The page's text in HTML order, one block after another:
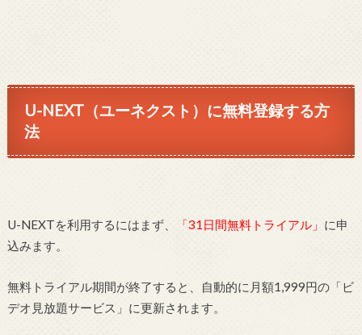
U-NEXT（ユーネクスト）に無料登録する方
法
U-NEXTを利用するにはまず、 「31日間無料トライアル」 に申
込みます。
無料トライアル期間が終了すると、自動的に月額1,999円の「ビ
デオ見放題サービス」に更新されます。